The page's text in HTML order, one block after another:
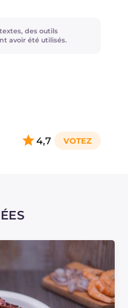
les mettre dans
en cas de besoin.
des outils
avoir été utilisés.
4,7